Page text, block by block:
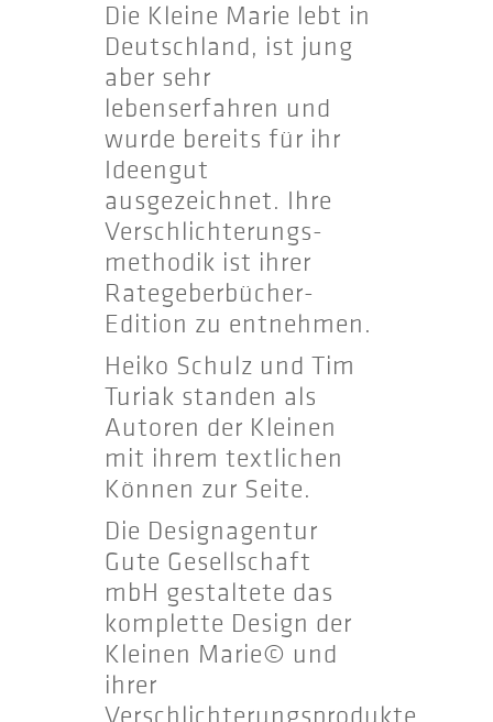
Die Kleine Marie lebt in
Deutschland, ist jung
aber sehr
lebenserfahren und
wurde bereits für ihr
Ideengut
ausgezeichnet. Ihre
Verschlichterungs­
methodik ist ihrer
Rategeberbücher-
Edition zu entnehmen.
Heiko Schulz und Tim
Turiak standen als
Autoren der Kleinen
mit ihrem textlichen
Können zur Seite.
Die Designagentur
Gute Gesellschaft
mbH gestaltete das
komplette Design der
Kleinen Marie© und
ihrer